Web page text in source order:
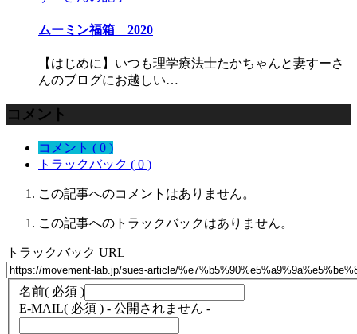
ムーミン福箱 2020
【はじめに】いつも理学療法士たかちゃんと妻すーさ
んのブログにお越しい…
コメント
コメント ( 0 )
トラックバック ( 0 )
この記事へのコメントはありません。
この記事へのトラックバックはありません。
トラックバック URL
名前( 必須 )
E-MAIL( 必須 ) - 公開されません -